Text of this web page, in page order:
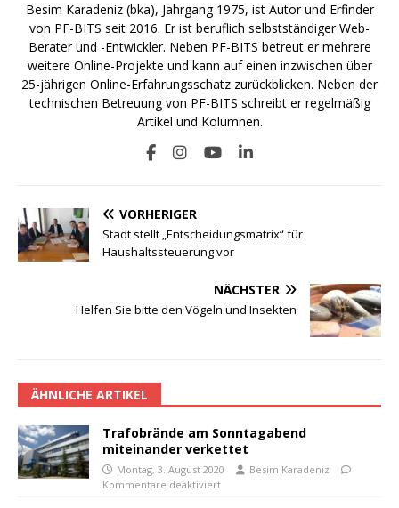
Besim Karadeniz (bka), Jahrgang 1975, ist Autor und Erfinder
von PF-BITS seit 2016. Er ist beruflich selbstständiger Web-
Berater und -Entwickler. Neben PF-BITS betreut er mehrere
weitere Online-Projekte und kann auf einen inzwischen über
25-jährigen Online-Erfahrungsschatz zurückblicken. Neben der
technischen Betreuung von PF-BITS schreibt er regelmäßig
Artikel und Kolumnen.
VORHERIGER
Stadt stellt „Entscheidungsmatrix“ für
Haushaltssteuerung vor
NÄCHSTER
Helfen Sie bitte den Vögeln und Insekten
ÄHNLICHE ARTIKEL
Trafobrände am Sonntagabend
miteinander verkettet
Montag, 3. August 2020
Besim Karadeniz
Kommentare deaktiviert